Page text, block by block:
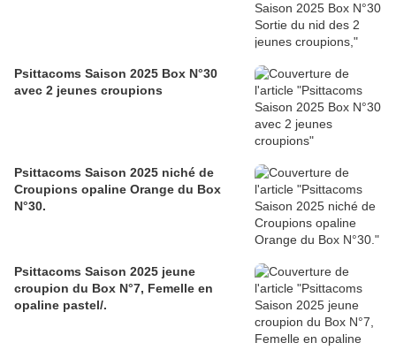
Psittacoms Saison 2025 Box N°30
avec 2 jeunes croupions
Psittacoms Saison 2025 niché de
Croupions opaline Orange du Box
N°30.
Psittacoms Saison 2025 jeune
croupion du Box N°7, Femelle en
opaline pastel/.